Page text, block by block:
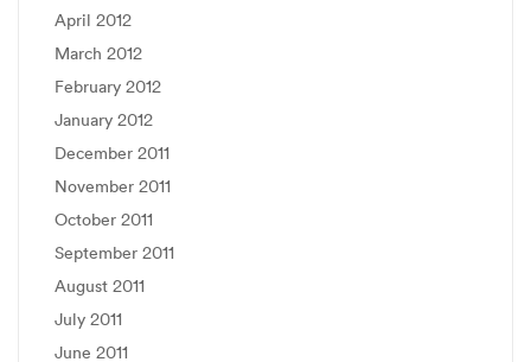
April 2012
March 2012
February 2012
January 2012
December 2011
November 2011
October 2011
September 2011
August 2011
July 2011
June 2011